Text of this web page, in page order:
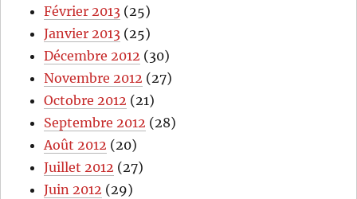
Février 2013 (25)
Janvier 2013 (25)
Décembre 2012 (30)
Novembre 2012 (27)
Octobre 2012 (21)
Septembre 2012 (28)
Août 2012 (20)
Juillet 2012 (27)
Juin 2012 (29)